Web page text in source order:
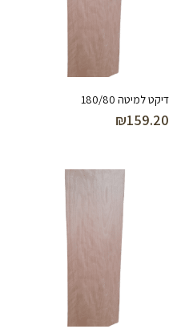
דיקט למיטה 180/80
₪159.20